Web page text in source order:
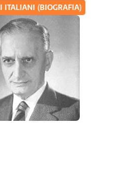
ITALIANI (BIOGRAFIA)